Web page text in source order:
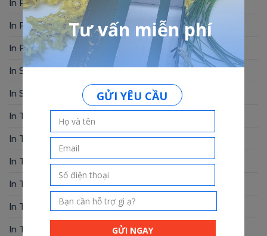
In Photobook(30)
In Postcard(1)
In Profile(1)
In Sổ Tay(2)
In Standee – PP
(2)
In Tag Treo
(7)
In Thẻ Bài (2)
In Thẻ Nhân Viên(3)
In Thẻ Nhựa(34)
In Thiệp Chúc Mừng (6)
In Thiệp Cưới